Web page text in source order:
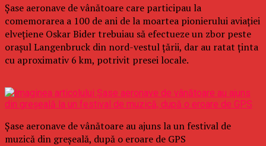
Şase aeronave de vânătoare care participau la
comemorarea a 100 de ani de la moartea pionierului aviaţiei
elveţiene Oskar Bider trebuiau să efectueze un zbor peste
oraşul Langenbruck din nord-vestul ţării, dar au ratat ţinta
cu aproximativ 6 km, potrivit presei locale.
Şase aeronave de vânătoare au ajuns la un festival de
muzică din greşeală, după o eroare de GPS